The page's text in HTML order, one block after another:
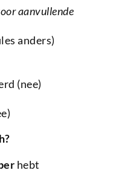
aanvullende
anders)
(nee)
hebt